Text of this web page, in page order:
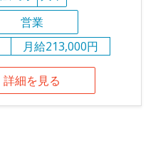
営業
月給213,000円
詳細を見る